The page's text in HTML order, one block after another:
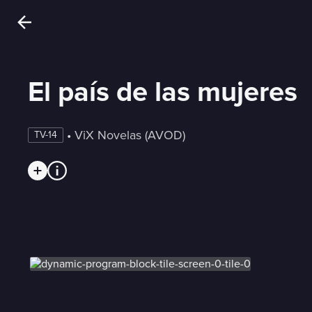
El país de las mujeres
TV-14 • ViX Novelas (AVOD)